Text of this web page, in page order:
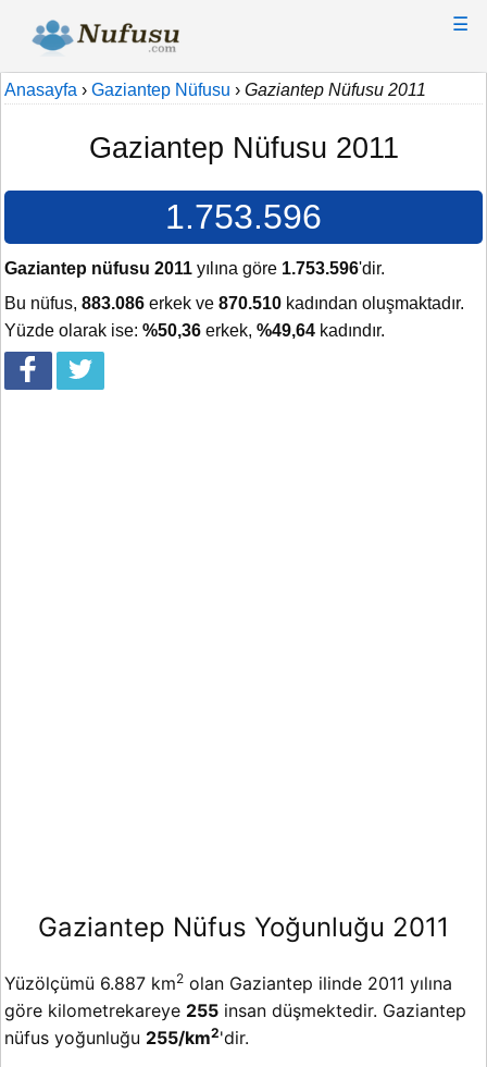
☰
Anasayfa › Gaziantep Nüfusu › Gaziantep Nüfusu 2011
Gaziantep Nüfusu 2011
1.753.596
Gaziantep nüfusu 2011 yılına göre 1.753.596'dir.
Bu nüfus, 883.086 erkek ve 870.510 kadından oluşmaktadır.
Yüzde olarak ise: %50,36 erkek, %49,64 kadındır.
Gaziantep Nüfus Yoğunluğu 2011
Yüzölçümü 6.887 km2 olan Gaziantep ilinde 2011 yılına
göre kilometrekareye 255 insan düşmektedir. Gaziantep
nüfus yoğunluğu 255/km2'dir.